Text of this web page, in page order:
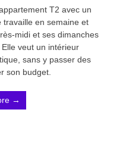
T2 avec un
travaille en semaine et
midi et ses dimanches
veut un intérieur
sans y passer des
son budget.
→